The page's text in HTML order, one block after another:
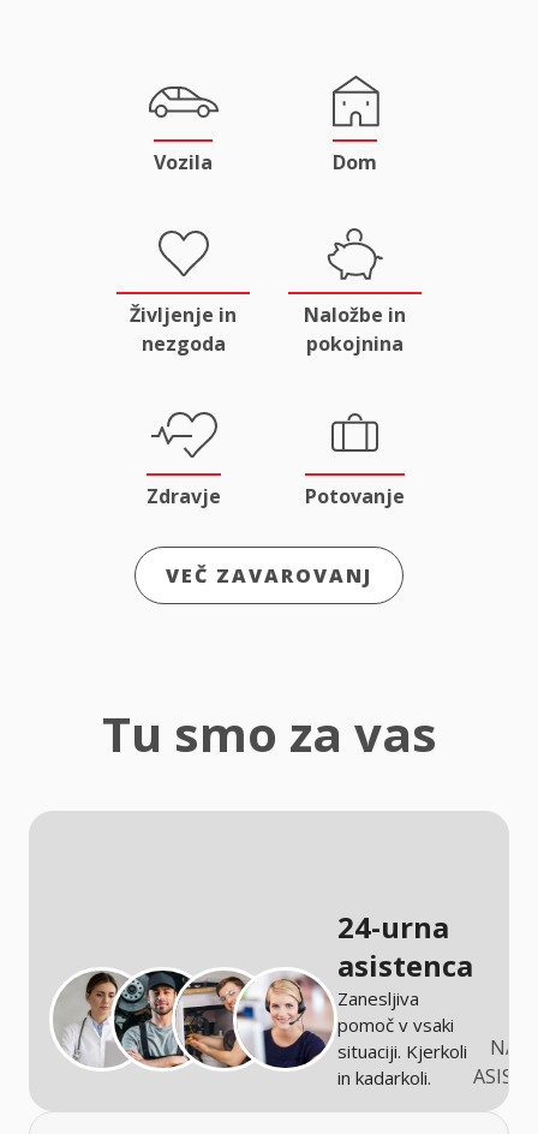
Vozila Dom
Življenje in
nezgoda
Naložbe in
pokojnina
Zdravje Potovanje
VEČ ZAVAROVANJ
Tu smo za vas
24-urna
asistenca
Zanesljiva
pomoč v vsaki
situaciji. Kjerkoli
in kadarkoli.